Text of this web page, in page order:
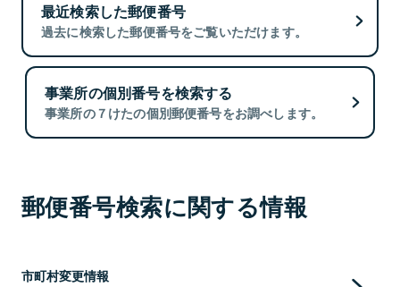
最近検索した郵便番号
過去に検索した郵便番号をご覧いただけます。
事業所の個別番号を検索する
事業所の７けたの個別郵便番号をお調べします。
郵便番号検索に関する情報
市町村変更情報